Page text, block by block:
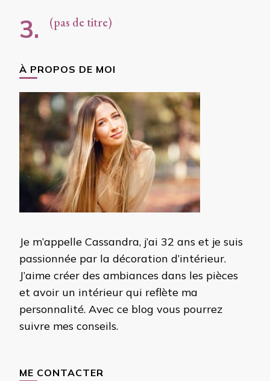
(pas de titre)
À PROPOS DE MOI
Je m’appelle Cassandra, j’ai 32 ans et je suis
passionnée par la décoration d’intérieur.
J’aime créer des ambiances dans les pièces
et avoir un intérieur qui reflète ma
personnalité. Avec ce blog vous pourrez
suivre mes conseils.
ME CONTACTER